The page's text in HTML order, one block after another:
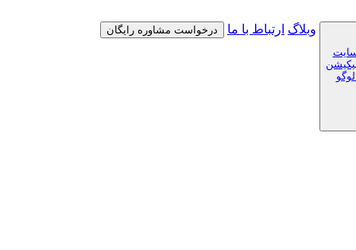
وبلاگ ارتباط با ما درخواست مشاوره رایگان